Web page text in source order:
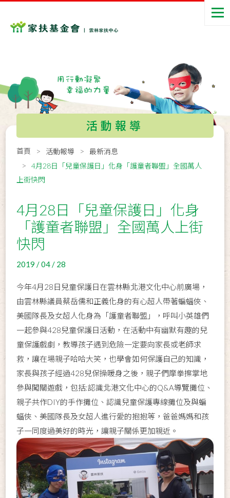
活動報導
首頁 活動報導
最新消息
4月28日「兒童保護日」化身「護童者聯盟」全國萬人
上街快閃
4月28日「兒童保護日」化身
「護童者聯盟」全國萬人上街
快閃
2019 / 04 / 28
今年4月28日兒童保護日在雲林縣北港文化中心前廣場，
由雲林縣議員蔡岳儒和正義化身的有心超人帶著蝙蝠俠、
美國隊長及女超人化身為「護童者聯盟」，呼叫小英雄們
一起參與428兒童保護日活動，在活動中有幽默有趣的兒
童保護戲劇，教導孩子遇到危險一定要向家長或老師求
救，讓在場親子哈哈大笑，也學會如何保護自己的知識，
家長與孩子經過428兒保操暖身之後，親子們摩拳擦掌地
參與闖關遊戲，包括:認識北港文化中心的Q&A導覽攤位、
親子共作DIY的手作攤位、認識兒童保護專線攤位及與蝙
蝠俠、美國隊長及女超人進行愛的抱抱等，爸爸媽媽和孩
子一同度過美好的時光，讓親子關係更加親近。